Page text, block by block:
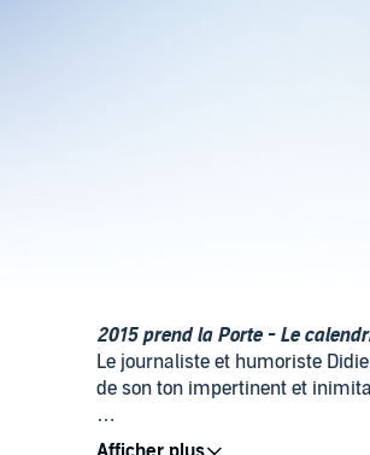
2015 prend la Porte - Le
Le journaliste et humoriste
de son ton impertinent et
L'actualité des premières